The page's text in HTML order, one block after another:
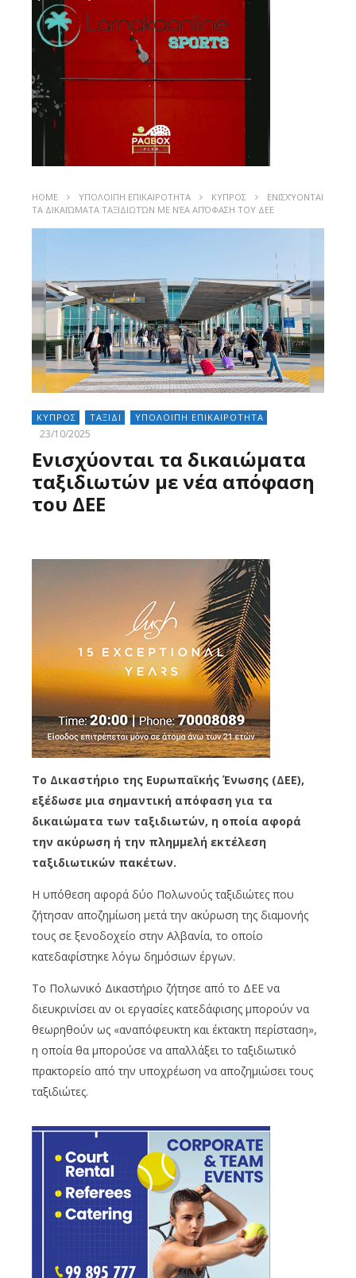
HOME ΥΠΟΛΟΙΠΗ ΕΠΙΚΑΙΡΟΤΗΤΑ ΚΥΠΡΟΣ
ΕΝΙΣΧΎΟΝΤΑΙ
ΤΑ ΔΙΚΑΙΏΜΑΤΑ ΤΑΞΙΔΙΩΤΏΝ ΜΕ ΝΈΑ ΑΠΌΦΑΣΗ ΤΟΥ ΔΕΕ
ΚΥΠΡΟΣ ΤΑΞΙΔΙ ΥΠΟΛΟΙΠΗ ΕΠΙΚΑΙΡΟΤΗΤΑ
23/10/2025
Ενισχύονται τα δικαιώματα
ταξιδιωτών με νέα απόφαση
του ΔΕΕ
Το Δικαστήριο της Ευρωπαϊκής Ένωσης (ΔΕΕ),
εξέδωσε μια σημαντική απόφαση για τα
δικαιώματα των ταξιδιωτών, η οποία αφορά
την ακύρωση ή την πλημμελή εκτέλεση
ταξιδιωτικών πακέτων.
Η υπόθεση αφορά δύο Πολωνούς ταξιδιώτες που
ζήτησαν αποζημίωση μετά την ακύρωση της διαμονής
τους σε ξενοδοχείο στην Αλβανία, το οποίο
κατεδαφίστηκε λόγω δημόσιων έργων.
Το Πολωνικό Δικαστήριο ζήτησε από το ΔΕΕ να
διευκρινίσει αν οι εργασίες κατεδάφισης μπορούν να
θεωρηθούν ως «αναπόφευκτη και έκτακτη περίσταση»,
η οποία θα μπορούσε να απαλλάξει το ταξιδιωτικό
πρακτορείο από την υποχρέωση να αποζημιώσει τους
ταξιδιώτες.